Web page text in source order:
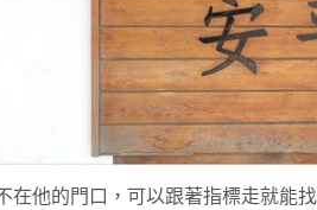
在他的門口，可以跟著指標走就能